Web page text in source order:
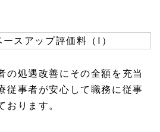
スアップ評価料（Ⅰ）
の処遇改善にその全額を充当
従事者が安心して職務に従事
おります。